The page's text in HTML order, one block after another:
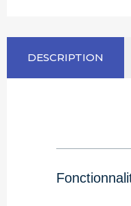
DESCRIPTION